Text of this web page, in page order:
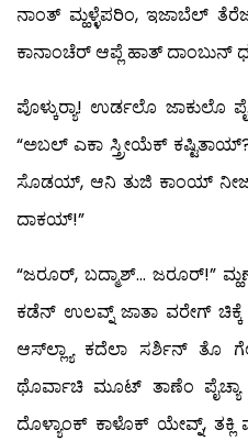
ನಾಂತ್ ಮ್ಹಳ್ಳೆಪರಿಂ, ಇಜಾಬೆಲ್
ಕಾನಾಂಚೆರ್ ಆಪ್ಲೆ ಹಾತ್ ದಾಂಬುನ್
ಪೊಳ್ಕುರ‍್ಯಾ! ಉರ್ಡಲೊ
“ಅಬಲ್ ಎಕಾ ಸ್ತ್ರೀಯೆಕ್
ಸೊಡಯ್, ಆನಿ ತುಜಿ ಕಾಂಯ್ ನೀಜ್
ದಾಕಯ್!”
“ಜರೂರ್, ಬದ್ಮಾಶ್… ಜರೂರ್!”
ಕಡೆನ್ ಉಲವ್ನ್ ಜಾತಾ ವರೇಗ್ ಚಿಕ್ಕೆ
ಆಸ್‍ಲ್ಲ್ಯಾ ಕದೆಲಾ ಸರ್ಶಿನ್ ತೊ
ಥೊರ್ವಾಚಿ ಮೂಟ್ ತಾಣೆಂ
ದೊಳ್ಯಾಂಕ್ ಕಾಳೊಕ್ ಯೇವ್ನ್,